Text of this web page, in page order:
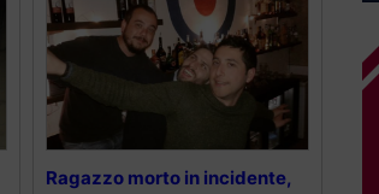
Ragazzo morto in incidente,